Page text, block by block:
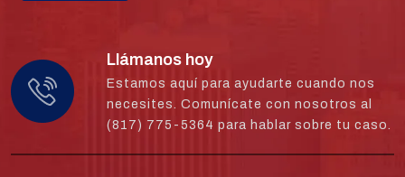
Llámanos hoy
Estamos aquí para ayudarte cuando nos
necesites. Comunícate con nosotros al
(817) 775-5364 para hablar sobre tu caso.